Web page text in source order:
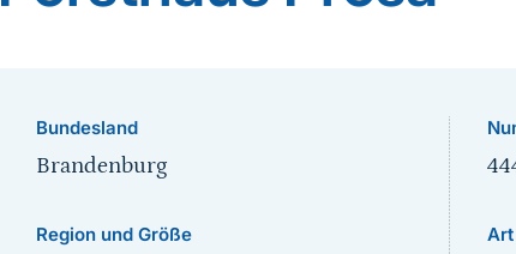
Bundesland
Brandenburg
Region und Größe Art